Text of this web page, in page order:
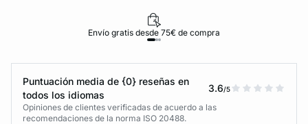
Envío gratis desde 75€ de compra
Puntuación media de {0} reseñas en
todos los idiomas
3.6/5
Opiniones de clientes verificadas de acuerdo a las
recomendaciones de la norma ISO 20488.